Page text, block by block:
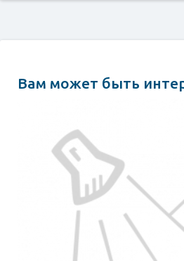
Вам может быть